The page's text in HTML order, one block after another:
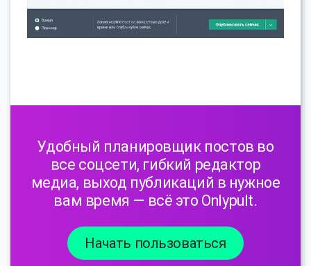
Удобный планировщик постов во
все соцсети, гибкий редактор
медиа, выход публикаций в нужное
вам время — всё это Onlypult.
Начать пользоваться